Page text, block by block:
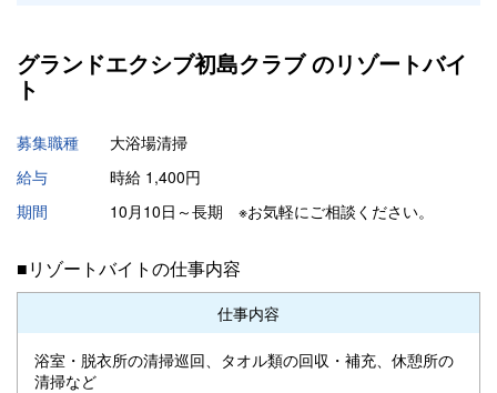
グランドエクシブ初島クラブ のリゾートバイ
ト
募集職種
大浴場清掃
給与
時給 1,400円
期間
10月10日～長期 ※お気軽にご相談ください。
■リゾートバイトの仕事内容
仕事内容
浴室・脱衣所の清掃巡回、タオル類の回収・補充、休憩所の
清掃など